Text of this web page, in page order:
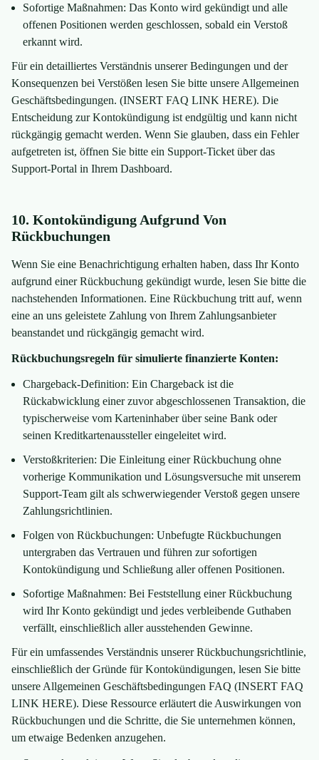
Sofortige Maßnahmen: Das Konto wird gekündigt und alle
offenen Positionen werden geschlossen, sobald ein Verstoß
erkannt wird.
Für ein detailliertes Verständnis unserer Bedingungen und der
Konsequenzen bei Verstößen lesen Sie bitte unsere Allgemeinen
Geschäftsbedingungen. (INSERT FAQ LINK HERE). Die
Entscheidung zur Kontokündigung ist endgültig und kann nicht
rückgängig gemacht werden. Wenn Sie glauben, dass ein Fehler
aufgetreten ist, öffnen Sie bitte ein Support-Ticket über das
Support-Portal in Ihrem Dashboard.
10. Kontokündigung Aufgrund Von
Rückbuchungen
Wenn Sie eine Benachrichtigung erhalten haben, dass Ihr Konto
aufgrund einer Rückbuchung gekündigt wurde, lesen Sie bitte die
nachstehenden Informationen. Eine Rückbuchung tritt auf, wenn
eine an uns geleistete Zahlung von Ihrem Zahlungsanbieter
beanstandet und rückgängig gemacht wird.
Rückbuchungsregeln für simulierte finanzierte Konten:
Chargeback-Definition: Ein Chargeback ist die
Rückabwicklung einer zuvor abgeschlossenen Transaktion, die
typischerweise vom Karteninhaber über seine Bank oder
seinen Kreditkartenaussteller eingeleitet wird.
Verstoßkriterien: Die Einleitung einer Rückbuchung ohne
vorherige Kommunikation und Lösungsversuche mit unserem
Support-Team gilt als schwerwiegender Verstoß gegen unsere
Zahlungsrichtlinien.
Folgen von Rückbuchungen: Unbefugte Rückbuchungen
untergraben das Vertrauen und führen zur sofortigen
Kontokündigung und Schließung aller offenen Positionen.
Sofortige Maßnahmen: Bei Feststellung einer Rückbuchung
wird Ihr Konto gekündigt und jedes verbleibende Guthaben
verfällt, einschließlich aller ausstehenden Gewinne.
Für ein umfassendes Verständnis unserer Rückbuchungsrichtlinie,
einschließlich der Gründe für Kontokündigungen, lesen Sie bitte
unsere Allgemeinen Geschäftsbedingungen FAQ (INSERT FAQ
LINK HERE). Diese Ressource erläutert die Auswirkungen von
Rückbuchungen und die Schritte, die Sie unternehmen können,
um etwaige Bedenken anzugehen.